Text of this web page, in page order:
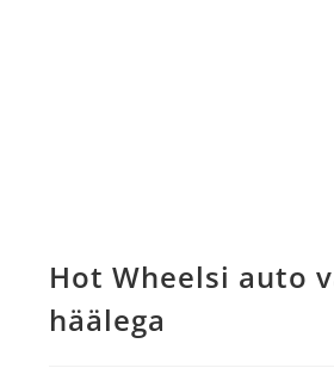
Hot Wheelsi auto
häälega